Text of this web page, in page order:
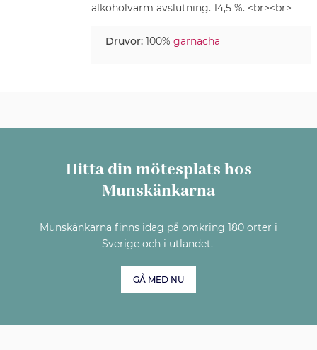
alkoholvarm avslutning. 14,5 %. <br><br>
Druvor:100% garnacha
Hitta din mötesplats hos
Munskänkarna
Munskänkarna finns idag på omkring 180 orter i
Sverige och i utlandet.
GÅ MED NU